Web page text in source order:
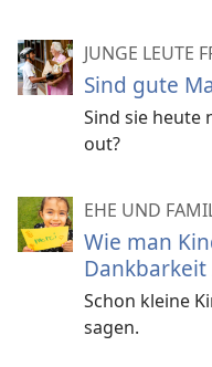
JUNGE LEUTE
Sind gute
Sind sie heute
out?
EHE UND
Wie man
Dankbarkeit
Schon kleine
sagen.